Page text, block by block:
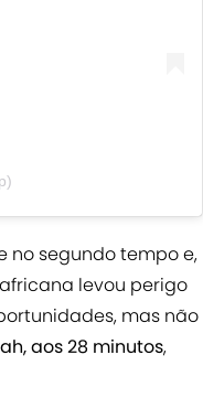
no segundo tempo e,
levou perigo
mas não
aos 28 minutos,